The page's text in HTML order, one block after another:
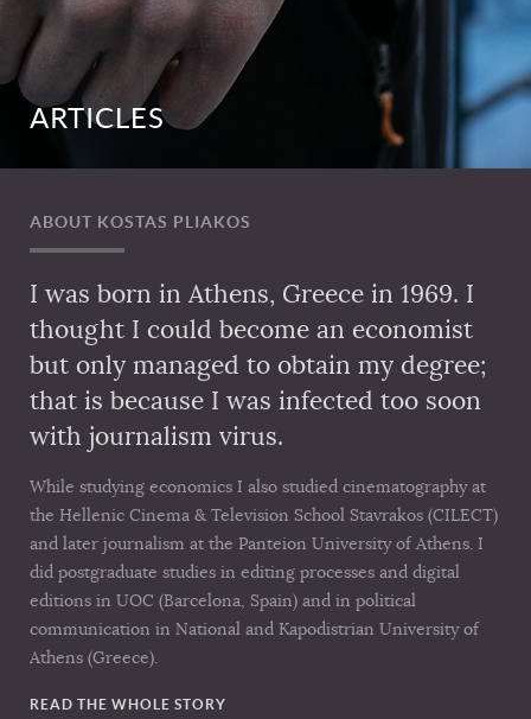
ARTICLES
ABOUT KOSTAS PLIAKOS
I was born in Athens, Greece in 1969. I
thought I could become an economist
but only managed to obtain my degree;
that is because I was infected too soon
with journalism virus.
While studying economics I also studied cinematography at
the Hellenic Cinema & Television School Stavrakos (CILECT)
and later journalism at the Panteion University of Athens. I
did postgraduate studies in editing processes and digital
editions in UOC (Barcelona, Spain) and in political
communication in National and Kapodistrian University of
Athens (Greece).
READ THE WHOLE STORY